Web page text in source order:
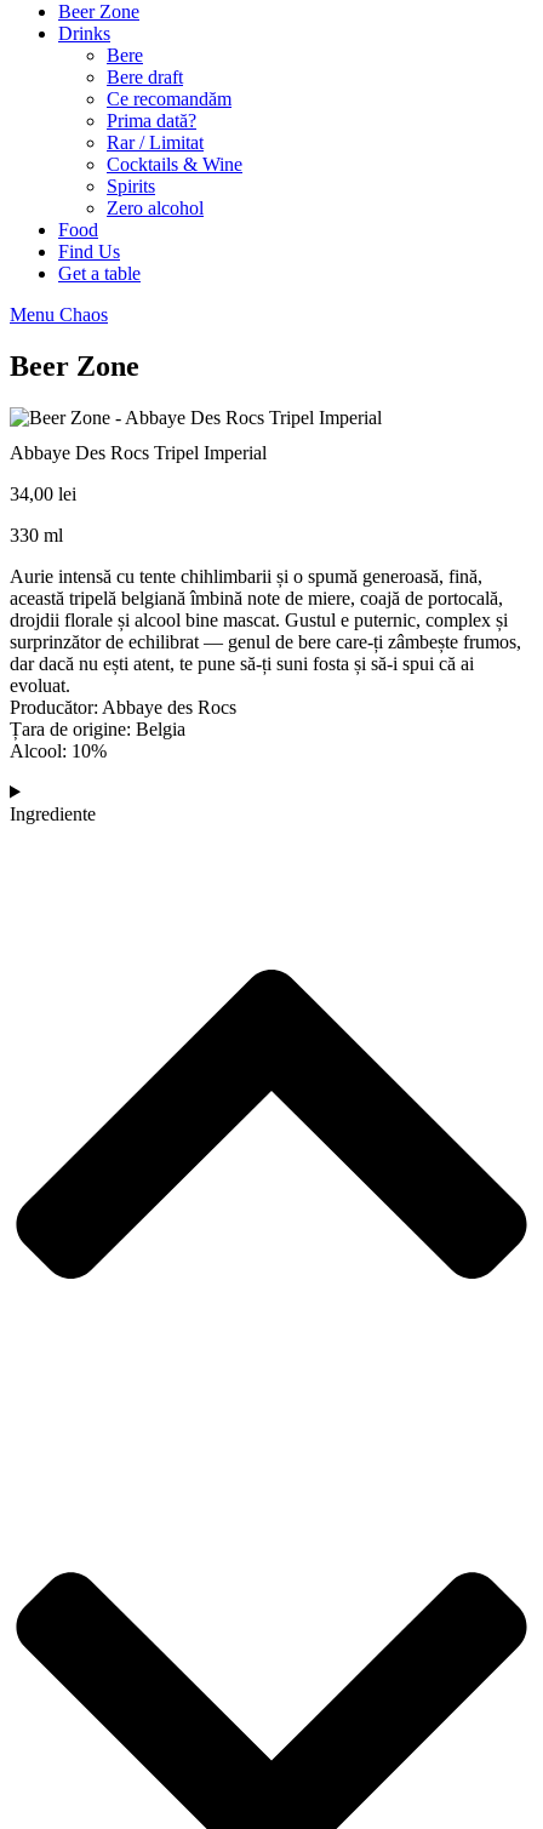
Beer Zone
Drinks
Bere
Bere draft
Ce recomandăm
Prima dată?
Rar / Limitat
Cocktails & Wine
Spirits
Zero alcohol
Food
Find Us
Get a table
Menu Chaos
Beer Zone
Abbaye Des Rocs Tripel Imperial
34,00 lei
330 ml
Aurie intensă cu tente chihlimbarii și o spumă generoasă, fină,
această tripelă belgiană îmbină note de miere, coajă de portocală,
drojdii florale și alcool bine mascat. Gustul e puternic, complex și
surprinzător de echilibrat — genul de bere care-ți zâmbește frumos,
dar dacă nu ești atent, te pune să-ți suni fosta și să-i spui că ai
evoluat.
Producător: Abbaye des Rocs
Țara de origine: Belgia
Alcool: 10%
Ingrediente